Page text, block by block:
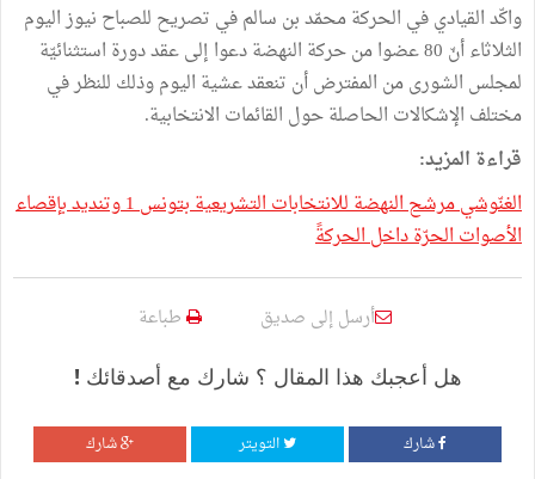
واكّد القيادي في الحركة محمّد بن سالم في تصريح للصباح نيوز اليوم
الثلاثاء أنّ 80 عضوا من حركة النهضة دعوا إلى عقد دورة استثنائيّة
لمجلس الشورى من المفترض أن تنعقد عشية اليوم وذلك للنظر في
مختلف الإشكالات الحاصلة حول القائمات الانتخابية.
قراءة المزيد:
الغنّوشي مرشح النهضة للانتخابات التشريعية بتونس 1 وتنديد بإقصاء
الأصوات الحرّة داخل الحركةً
أرسل إلى صديق طباعة
هل أعجبك هذا المقال ؟ شارك مع أصدقائك !
شارك التويتر شارك